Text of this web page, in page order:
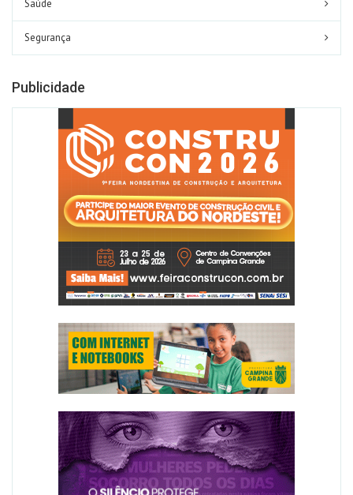
Saúde
Segurança
Publicidade